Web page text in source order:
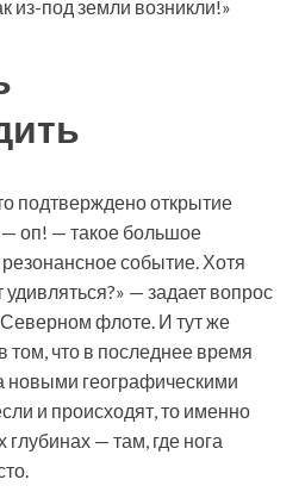
подтверждено открытие
— оп! — такое большое
событие. Хотя
— задает вопрос
флоте. И тут же
том, что в последнее время
новыми географическими
и происходят, то именно
глубинах — там, где нога